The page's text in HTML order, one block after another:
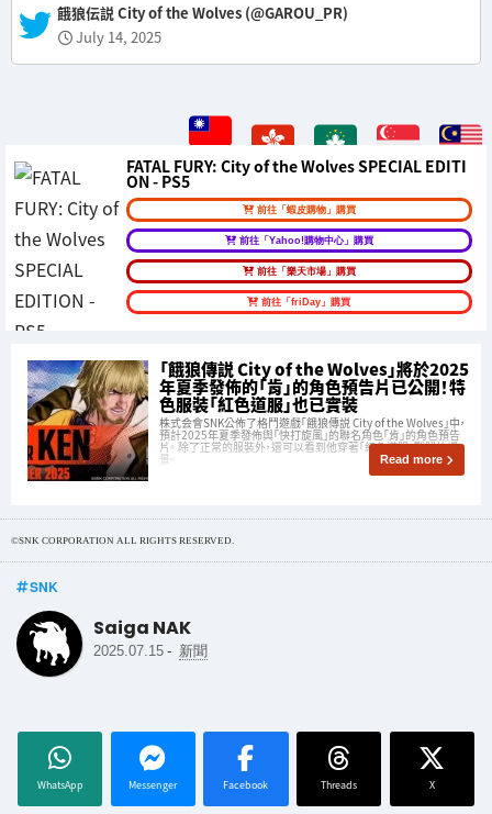
— 餓狼伝説 City of the Wolves (@GAROU_PR)
July 14, 2025
FATAL FURY: City of the Wolves SPECIAL EDITI
ON - PS5
前往「蝦皮購物」購買
前往「Yahoo!購物中心」購買
前往「樂天市場」購買
前往「friDay」購買
「餓狼傳説 City of the Wolves」將於2025
年夏季發佈的「肯」的角色預告片已公開！特
色服裝「紅色道服」也已實裝
株式会會SNK公佈了格鬥遊戲「餓狼傳説 City of the Wolves」中，
預計2025年夏季發佈與「快打旋風」的聯名角色「肯」的角色預告
片。 除了正常的服裝外，還可以看到他穿著「紅色道服」戰鬥的場
景。 Read more
©SNK CORPORATION ALL RIGHTS RESERVED.
SNK
Saiga NAK
2025.07.15 - 新聞
WhatsApp Messenger Facebook Threads X